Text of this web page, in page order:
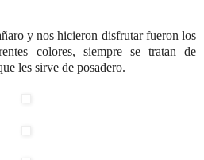
y nos hicieron disfrutar fueron los
colores, siempre se tratan de
les sirve de posadero.